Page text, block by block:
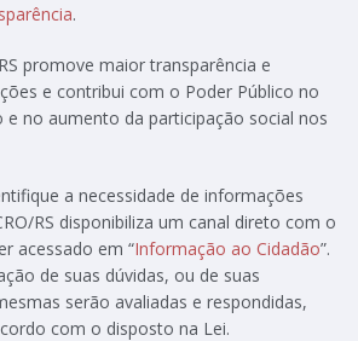
.
promove maior transparência e
e contribui com o Poder Público no
e no aumento da participação social nos
a necessidade de informações
RS disponibiliza um canal direto com o
acessado em “Informação ao Cidadão”.
de suas dúvidas, ou de suas
serão avaliadas e respondidas,
com o disposto na Lei.